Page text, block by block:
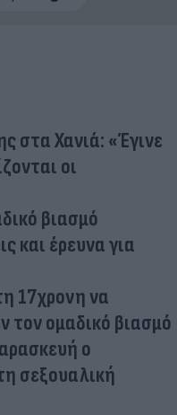
στα Χανιά: «Έγινε
οι
βιασμό
και έρευνα για
17χρονη να
τον ομαδικό βιασμό
ο
σεξουαλική